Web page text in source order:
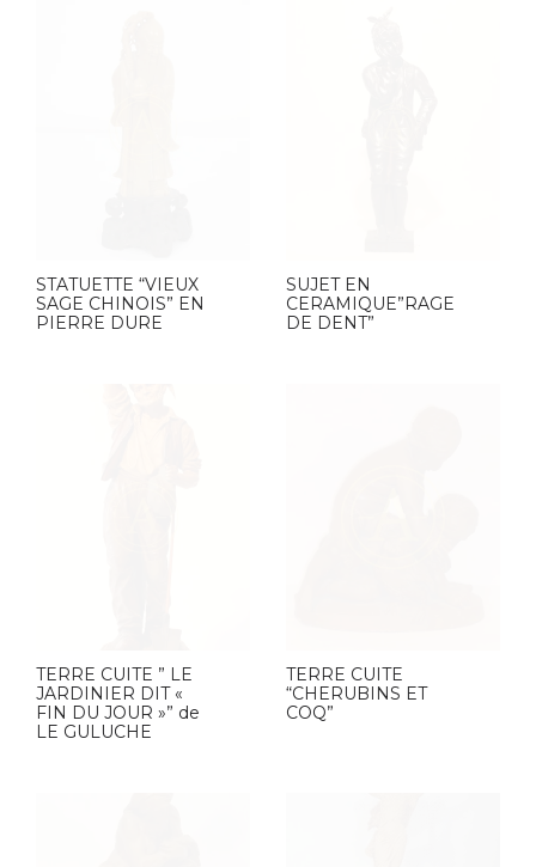
STATUETTE “VIEUX
SAGE CHINOIS” EN
PIERRE DURE
SUJET EN
CERAMIQUE”RAGE
DE DENT”
TERRE CUITE ” LE
JARDINIER DIT «
FIN DU JOUR »” de
LE GULUCHE
TERRE CUITE
“CHERUBINS ET
COQ”